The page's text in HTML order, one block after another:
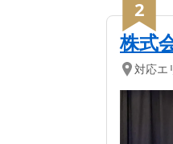
2
株式
対応エ